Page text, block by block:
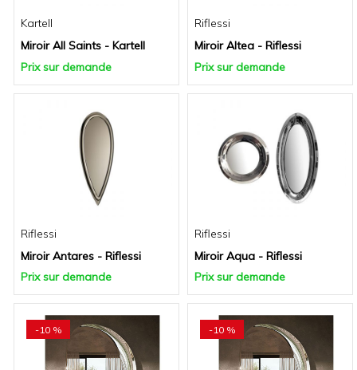
Kartell
Miroir All Saints - Kartell
Prix sur demande
Riflessi
Miroir Altea - Riflessi
Prix sur demande
Riflessi
Miroir Antares - Riflessi
Prix sur demande
Riflessi
Miroir Aqua - Riflessi
Prix sur demande
-10 % -10 %